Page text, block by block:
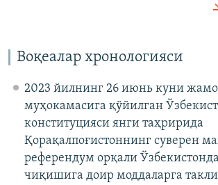
Воқеалар хронологияси
2023 йилнинг 26 июнь куни
муҳокамасига қўйилган
конституцияси янги таҳририда
Қорақалпоғистоннинг суверен
референдум орқали
чиқишига доир моддаларга